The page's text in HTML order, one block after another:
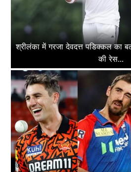
श्रीलंका में गरजा देवदत्त पडिक्कल का
की रेस...